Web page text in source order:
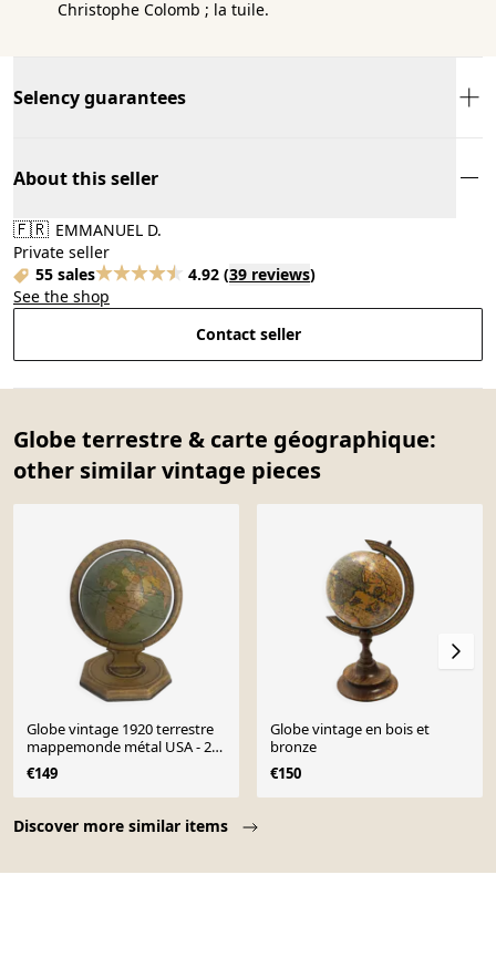
Christophe Colomb ; la tuile.
Selency guarantees
About this seller
🇫🇷 EMMANUEL D.
Private seller
55 sales
4.92 (39 reviews)
See the shop
Contact seller
Globe terrestre & carte géographique:
other similar vintage pieces
Discover more similar items
Globe vintage 1920 terrestre
mappemonde métal USA - 25
cm
€149
Globe vintage en bois et
bronze
€150